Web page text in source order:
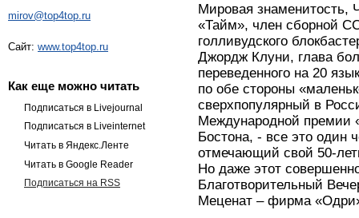
mirov@top4top.ru
Сайт: www.top4top.ru
Как еще можно читать
Подписаться в Livejournal
Подписаться в Liveinternet
Читать в Яндекс.Ленте
Читать в Google Reader
Подписаться на RSS
Мировая знаменитость,
«Тайм», член сборной
голливудского
Джордж Клуни, глава
переведенного на 20
по обе стороны
сверхпопулярный в
Международной премии
Бостона, - все это один
отмечающий свой 50-
Но даже этот
Благотворительный
Меценат – фирма